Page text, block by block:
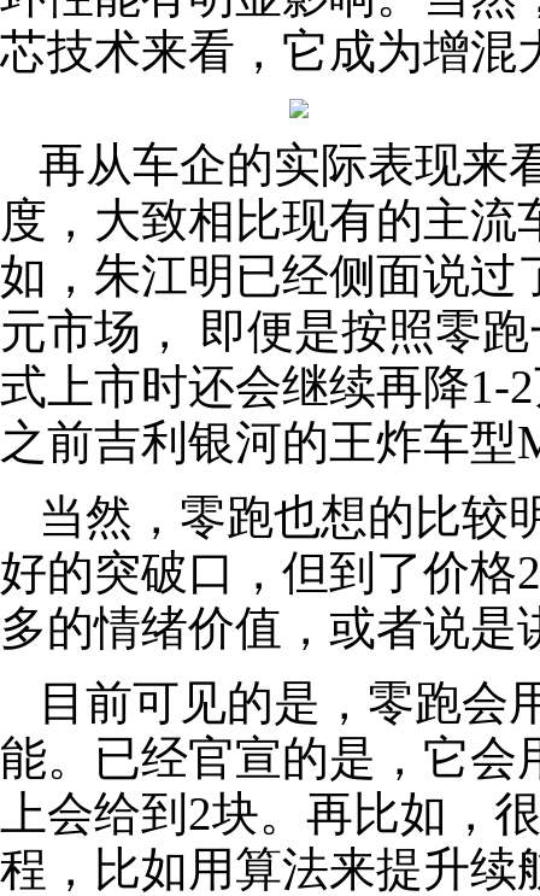
芯技术来看，它成为增混
再从车企的实际表现来
度，大致相比现有的主流
如，朱江明已经侧面说过
元市场， 即便是按照零
式上市时还会继续再降1-
之前吉利银河的王炸车型
当然，零跑也想的比较
好的突破口，但到了价格
多的情绪价值，或者说是
目前可见的是，零跑会
能。已经官宣的是，它会
上会给到2块。再比如，
程，比如用算法来提升续